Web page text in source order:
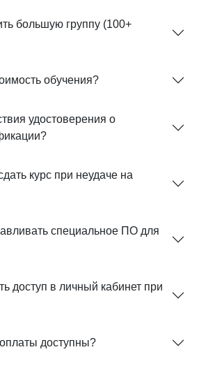
большую группу (100+
обучения?
удостоверения о
курс при неудаче на
специальное ПО для
доступ в личный кабинет при
доступны?